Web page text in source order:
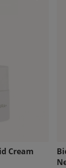
Cream